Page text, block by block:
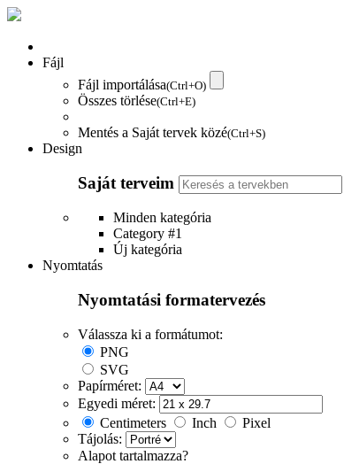
Fájl
Fájl importálása(Ctrl+O)
Összes törlése(Ctrl+E)
Mentés a Saját tervek közé(Ctrl+S)
Design
Saját terveim
Minden kategória
Category #1
Új kategória
Nyomtatás
Nyomtatási formatervezés
Válassza ki a formátumot:
PNG
SVG
Papírméret:
Egyedi méret:
Centimeters
Inch
Pixel
Tájolás:
Alapot tartalmazza?